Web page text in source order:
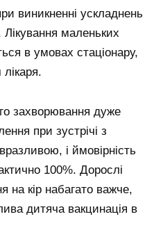
виникненні ускладнень
Лікування маленьких
в умовах стаціонару,
захворювання дуже
при зустрічі з
і ймовірність
100%. Дорослі
на кір набагато важче,
дитяча вакцинація в